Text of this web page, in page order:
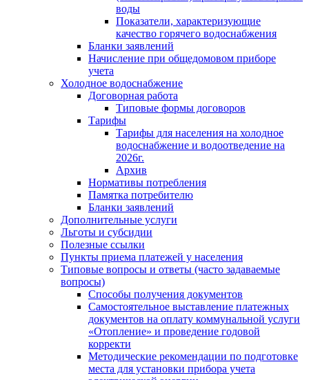
воды
Показатели, характеризующие
качество горячего водоснабжения
Бланки заявлений
Начисление при общедомовом приборе
учета
Холодное водоснабжение
Договорная работа
Типовые формы договоров
Тарифы
Тарифы для населения на холодное
водоснабжение и водоотведение на
2026г.
Архив
Нормативы потребления
Памятка потребителю
Бланки заявлений
Дополнительные услуги
Льготы и субсидии
Полезные ссылки
Пункты приема платежей у населения
Типовые вопросы и ответы (часто задаваемые
вопросы)
Способы получения документов
Самостоятельное выставление платежных
документов на оплату коммунальной услуги
«Отопление» и проведение годовой
корректи
Методические рекомендации по подготовке
места для установки прибора учета